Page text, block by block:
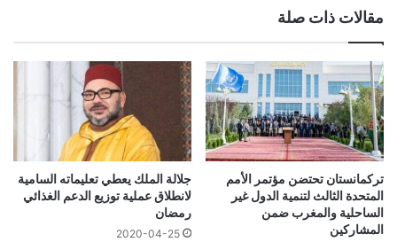
مقالات ذات صلة
تركمانستان تحتضن مؤتمر الأمم
المتحدة الثالث لتنمية الدول غير
الساحلية والمغرب ضمن
المشاركين
جلالة الملك يعطي تعليماته السامية
لانطلاق عملية توزيع الدعم الغذائي
رمضان
2020-04-25